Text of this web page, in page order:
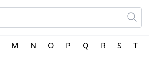
M N O P Q R S T